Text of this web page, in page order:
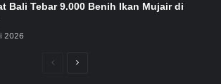
Bali Tebar 9.000 Benih Ikan Mujair di
2026
PreviousNext